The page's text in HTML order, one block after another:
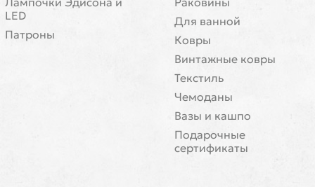
LED
Патроны
Для ванной
Ковры
Винтажные ковры
Текстиль
Чемоданы
Вазы и кашпо
Подарочные
сертификаты